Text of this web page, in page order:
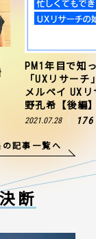
PM1年目で知
「UXリサー
メルペイ UX
野孔希【後編
2021.07.28 176
の記事一覧へ
断